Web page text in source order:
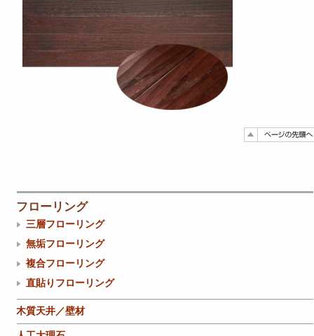
フローリング
三層フローリング
無垢フローリング
複合フローリング
直貼りフローリング
木質天井／壁材